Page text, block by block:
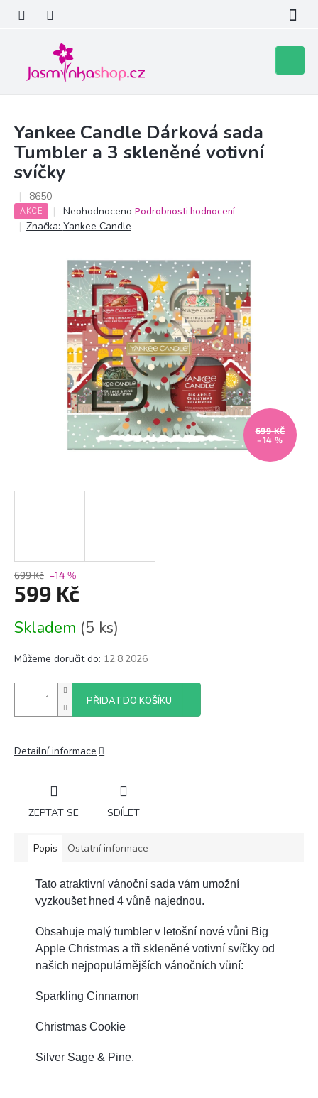
obsah
košík
Yankee Candle Dárková sada
Tumbler a 3 skleněné votivní
svíčky
8650
AKCE
Průměrné
hodnocení
0,0
5
hvězdiček.
Neohodnoceno Podrobnosti hodnocení
Značka: Yankee Candle
699 KČ
–14 %
699 Kč –14 %
599 Kč
cena:
Skladem (5 ks)
Můžeme doručit do: 12.8.2026
PŘIDAT DO KOŠÍKU
Detailní informace
ZEPTAT SE SDÍLET
Popis Ostatní informace
Tato atraktivní vánoční sada vám umožní
vyzkoušet hned 4 vůně najednou.
Obsahuje malý tumbler v letošní nové vůni Big
Apple Christmas a tři skleněné votivní svíčky od
našich nejpopulárnějších vánočních vůní:
Sparkling Cinnamon
Christmas Cookie
Silver Sage & Pine.